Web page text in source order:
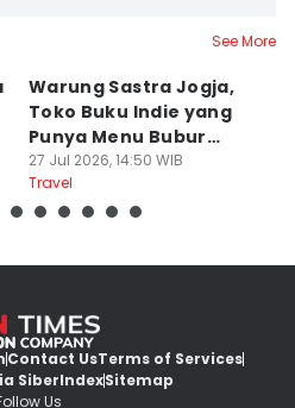
See More
Warung Sastra Jogja,
Toko Buku Indie yang
Punya Menu Bubur
Manado
27 Jul 2026, 14:50 WIB
Travel
Contact UsTerms of Services
SiberIndexSitemap
Us